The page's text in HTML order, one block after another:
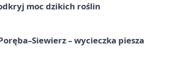
moc dzikich roślin
– wycieczka piesza